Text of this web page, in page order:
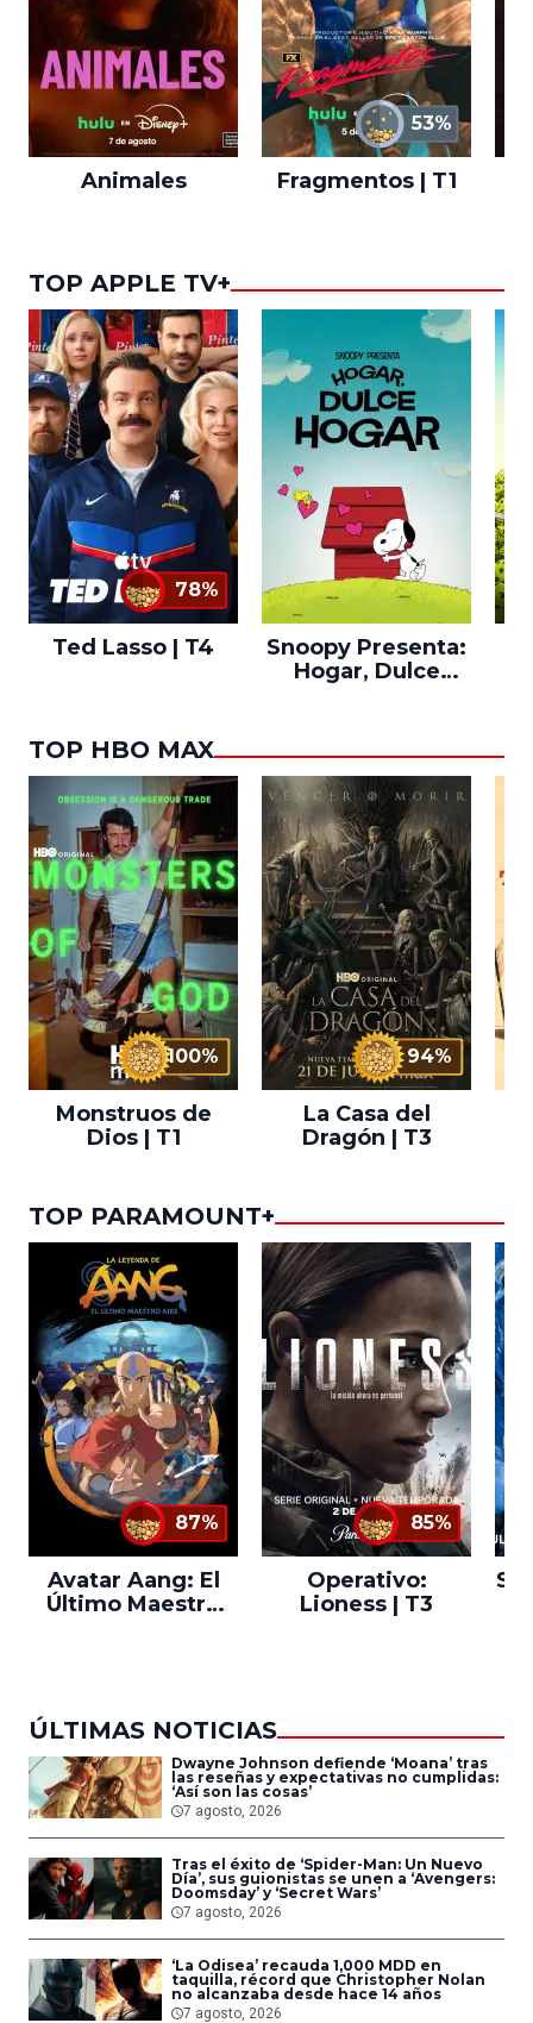
Animales
53%
Fragmentos | T1
TOP APPLE TV+
78%
Ted Lasso | T4
Snoopy Presenta:
Hogar, Dulce
TOP HBO MAX
100%
Monstruos de
Dios | T1
94%
La Casa del
Dragón | T3
TOP PARAMOUNT+
87%
Avatar Aang: El
Último Maestro
85%
Operativo:
Lioness | T3
ÚLTIMAS NOTICIAS
Dwayne Johnson defiende ‘Moana’ tras
las reseñas y expectativas no cumplidas:
‘Así son las cosas’
7 agosto, 2026
Tras el éxito de ‘Spider-Man: Un Nuevo
Día’, sus guionistas se unen a ‘Avengers:
Doomsday’ y ‘Secret Wars’
7 agosto, 2026
‘La Odisea’ recauda 1,000 MDD en
taquilla, récord que Christopher Nolan
no alcanzaba desde hace 14 años
7 agosto, 2026